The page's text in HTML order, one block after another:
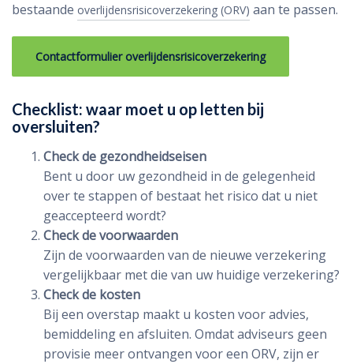
bestaande overlijdensrisicoverzekering (ORV) aan te passen.
Contactformulier overlijdensrisicoverzekering
Checklist: waar moet u op letten bij
oversluiten?
Check de gezondheidseisen
Bent u door uw gezondheid in de gelegenheid
over te stappen of bestaat het risico dat u niet
geaccepteerd wordt?
Check de voorwaarden
Zijn de voorwaarden van de nieuwe verzekering
vergelijkbaar met die van uw huidige verzekering?
Check de kosten
Bij een overstap maakt u kosten voor advies,
bemiddeling en afsluiten. Omdat adviseurs geen
provisie meer ontvangen voor een ORV, zijn er